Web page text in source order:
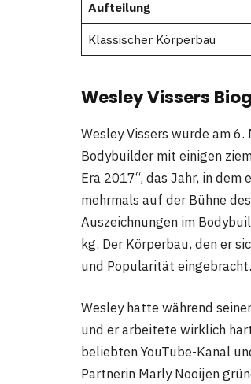
Aufteilung
Klassischer Körperbau
Wesley Vissers
Wesley Vissers wurde am
Bodybuilder mit einigen
Era 2017“, das Jahr, in dem
mehrmals auf der Bühne
Auszeichnungen im
kg. Der Körperbau, den er
und Popularität eingebracht.
Wesley hatte während
und er arbeitete wirklich
beliebten YouTube-Kanal
Partnerin Marly Nooijen